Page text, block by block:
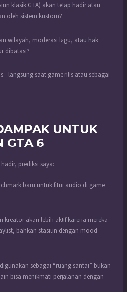
klasik GTA) akan tetap hadir atau
oleh sistem kustom?
wilayah, moderasi lagu, atau hak
dibatasi?
saat game rilis atau sebagai
UNTUK
GTA 6
prediksi saya:
baru untuk fitur audio di game
kreator akan lebih aktif karena mereka
bahkan stasiun dengan mood
sebagai “ruang santai” bukan
bisa menikmati perjalanan dengan